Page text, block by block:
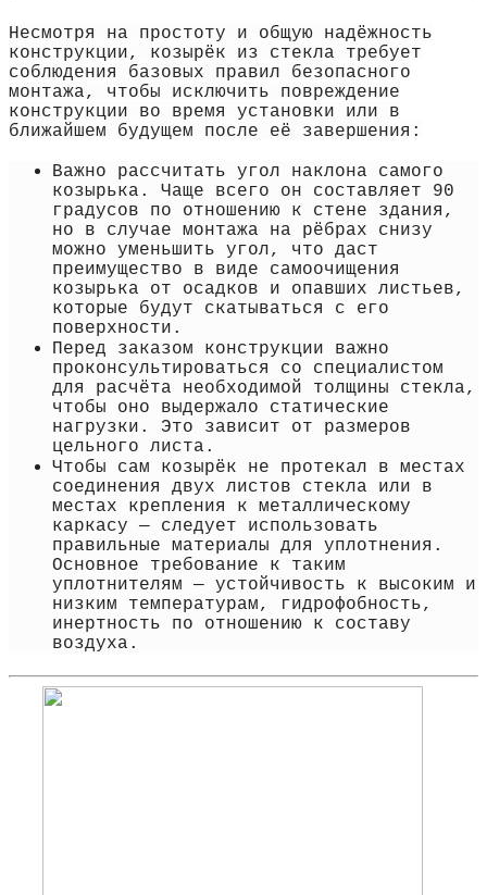
Несмотря на простоту и общую надёжность
конструкции, козырёк из стекла требует
соблюдения базовых правил безопасного
монтажа, чтобы исключить повреждение
конструкции во время установки или в
ближайшем будущем после её завершения:
Важно рассчитать угол наклона самого
козырька. Чаще всего он составляет 90
градусов по отношению к стене здания,
но в случае монтажа на рёбрах снизу
можно уменьшить угол, что даст
преимущество в виде самоочищения
козырька от осадков и опавших листьев,
которые будут скатываться с его
поверхности.
Перед заказом конструкции важно
проконсультироваться со специалистом
для расчёта необходимой толщины стекла,
чтобы оно выдержало статические
нагрузки. Это зависит от размеров
цельного листа.
Чтобы сам козырёк не протекал в местах
соединения двух листов стекла или в
местах крепления к металлическому
каркасу — следует использовать
правильные материалы для уплотнения.
Основное требование к таким
уплотнителям — устойчивость к высоким и
низким температурам, гидрофобность,
инертность по отношению к составу
воздуха.